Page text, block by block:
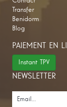
Transfer
Benidorm
Blog
PAIEMENT EN
Instant TPV
NEWSLETTER